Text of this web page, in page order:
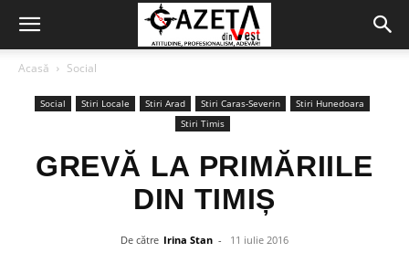
Acasă Social
Social Stiri Locale Stiri Arad Stiri Caras-Severin
Stiri Hunedoara
Stiri Timis
GREVĂ LA PRIMĂRIILE
DIN TIMIȘ
De către Irina Stan - 11 iulie 2016